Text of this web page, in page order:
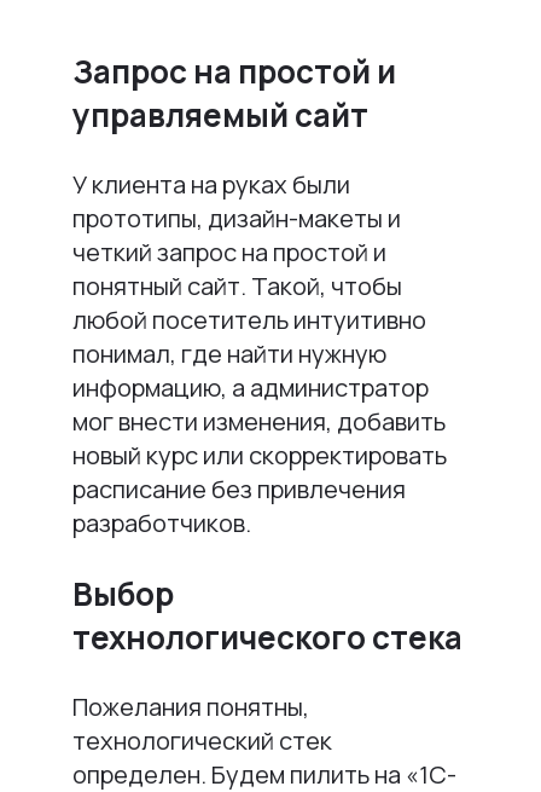
Запрос на простой и
управляемый сайт
У клиента на руках были
прототипы, дизайн-макеты и
четкий запрос на простой и
понятный сайт. Такой, чтобы
любой посетитель интуитивно
понимал, где найти нужную
информацию, а администратор
мог внести изменения, добавить
новый курс или скорректировать
расписание без привлечения
разработчиков.
Выбор
технологического стека
Пожелания понятны,
технологический стек
определен. Будем пилить на «1С-